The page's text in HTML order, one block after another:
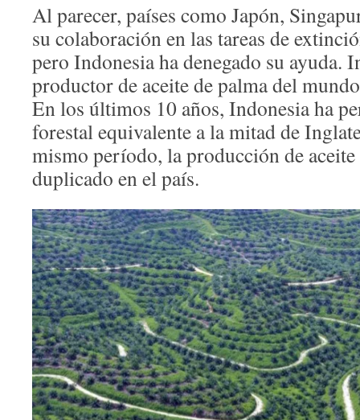
Al parecer, países como Japón,
su colaboración en las tareas de
pero Indonesia ha denegado su ayuda.
productor de aceite de palma del
En los últimos 10 años, Indonesia ha
forestal equivalente a la mitad de
mismo período, la producción de aceite
duplicado en el país.